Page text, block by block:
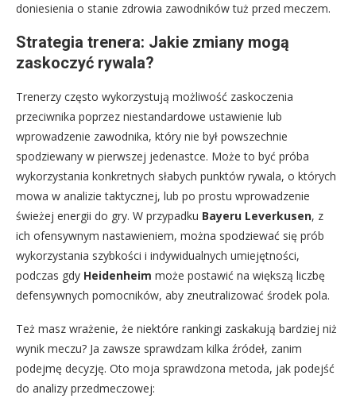
doniesienia o stanie zdrowia zawodników tuż przed meczem.
Strategia trenera: Jakie zmiany mogą
zaskoczyć rywala?
Trenerzy często wykorzystują możliwość zaskoczenia
przeciwnika poprzez niestandardowe ustawienie lub
wprowadzenie zawodnika, który nie był powszechnie
spodziewany w pierwszej jedenastce. Może to być próba
wykorzystania konkretnych słabych punktów rywala, o których
mowa w analizie taktycznej, lub po prostu wprowadzenie
świeżej energii do gry. W przypadku Bayeru Leverkusen, z
ich ofensywnym nastawieniem, można spodziewać się prób
wykorzystania szybkości i indywidualnych umiejętności,
podczas gdy Heidenheim może postawić na większą liczbę
defensywnych pomocników, aby zneutralizować środek pola.
Też masz wrażenie, że niektóre rankingi zaskakują bardziej niż
wynik meczu? Ja zawsze sprawdzam kilka źródeł, zanim
podejmę decyzję. Oto moja sprawdzona metoda, jak podejść
do analizy przedmeczowej: